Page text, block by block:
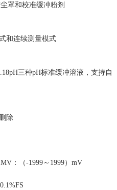
罩和校准缓冲粉剂
和连续测量模式
三种pH标准缓冲溶液，支持自
除
：（-1999～1999）mV